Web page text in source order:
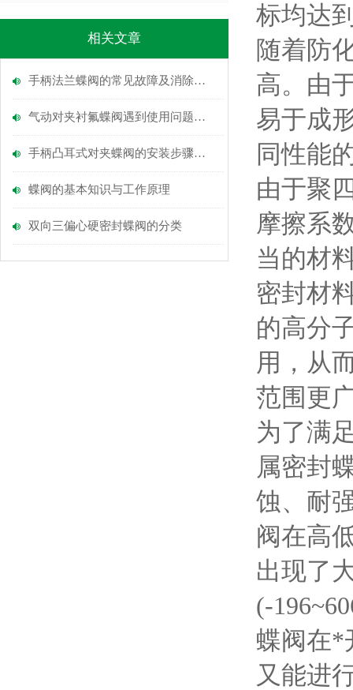
相关文章
手柄法兰蝶阀的常见故障及消除方法
气动对夹衬氟蝶阀遇到使用问题该如何解决
手柄凸耳式对夹蝶阀的安装步骤说明
蝶阀的基本知识与工作原理
双向三偏心硬密封蝶阀的分类
标均达
随着防
高。由
易于成
同性能
由于聚
摩擦系
当的材
密封材
的高分
用，从
范围更
为了满
属密封
蚀、耐
阀在高
出现了
(-
蝶阀在*
又能进